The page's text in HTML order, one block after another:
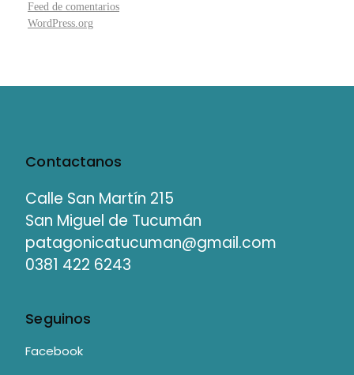
Feed de comentarios
WordPress.org
Contactanos
Calle San Martín 215
San Miguel de Tucumán
patagonicatucuman@gmail.com
0381 422 6243
Seguinos
Facebook